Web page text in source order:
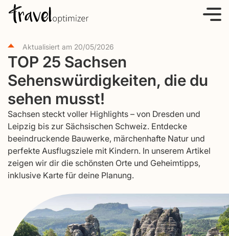
Aktualisiert am 20/05/2026
TOP 25 Sachsen
Sehenswürdigkeiten, die du
sehen musst!
Sachsen steckt voller Highlights – von Dresden und
Leipzig bis zur Sächsischen Schweiz. Entdecke
beeindruckende Bauwerke, märchenhafte Natur und
perfekte Ausflugsziele mit Kindern. In unserem Artikel
zeigen wir dir die schönsten Orte und Geheimtipps,
inklusive Karte für deine Planung.